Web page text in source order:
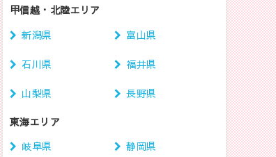
甲信越・北陸エリア
新潟県
富山県
石川県 福井県
山梨県 長野県
東海エリア
岐阜県
静岡県